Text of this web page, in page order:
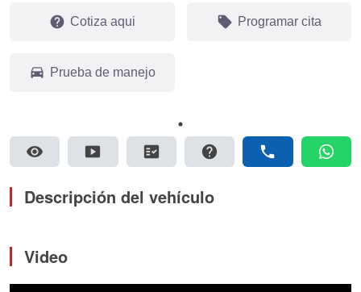
help Cotiza aqui local_offer Programar cita
drive_eta Prueba de manejo
visibility smart_display fact_check help phone whatsapp
Descripción del vehículo
Video